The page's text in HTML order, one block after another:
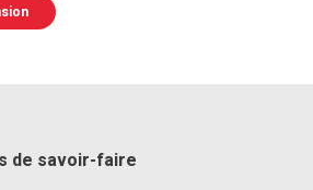
de savoir-faire